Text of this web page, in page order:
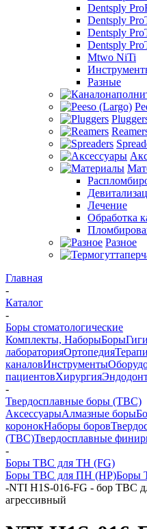
Dentsply
Dentsply
Dentsply
Dentsply
Mtwo NiTi
Разные
Лечение
Обработка
Разное
Главная
-
Каталог
-
Боры стоматологические
Комплекты, НаборыБоры
лабораторияОртопедия
каналовИнструменты
пациентовХирургия
-
Твердосплавные боры (ТВС)
АксессуарыАлмазные боры
коронокНаборы боров
(ТВС)Твердосплавные
-
Боры ТВС для ТН (FG)
Боры ТВС для ПН (HP)Боры
-NTI H1S-016-FG - бор ТВС
агрессивный